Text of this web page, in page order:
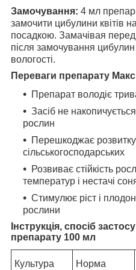
Замочування: 4 мл
замочити цибулини квітів
посадкою. Замачівая перед
після замочування
вологості.
Переваги препарату
Препарат володіє
Засіб не
рослин
Перешкоджає
сільськогосподарських
Розвиває стійкість
температур і нестачі
Стимулює ріст і
рослини
Інструкція, спосіб
препарату 100 мл
Культура
Норма